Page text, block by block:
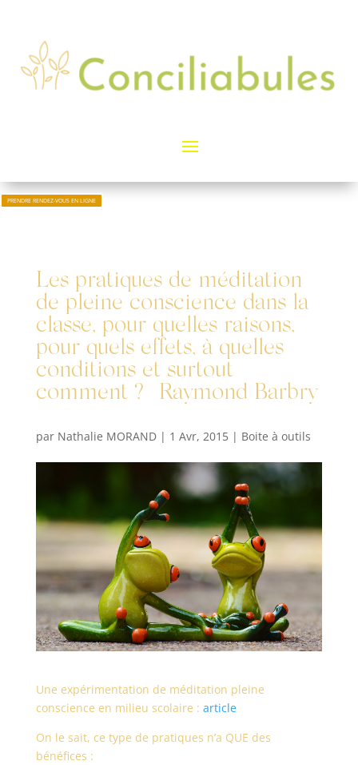
PRENDRE RENDEZ-VOUS EN LIGNE
Les pratiques de méditation
de pleine conscience dans la
classe, pour quelles raisons,
pour quels effets, à quelles
conditions et surtout
comment ? | Raymond Barbry
par Nathalie MORAND| 1 Avr, 2015| Boite à outils
Une expérimentation de méditation pleine
conscience en milieu scolaire : article
On le sait, ce type de pratiques n’a QUE des
bénéfices :